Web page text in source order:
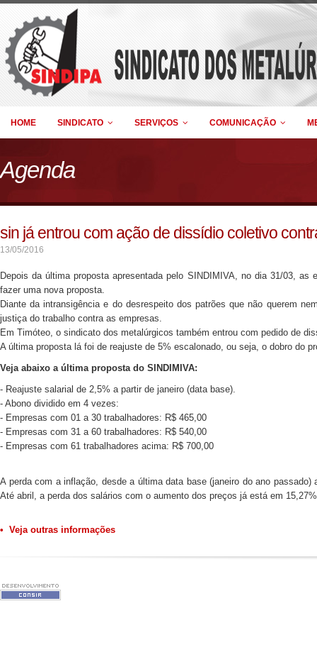
HOME SINDICATO SERVIÇOS COMUNICAÇÃO
Agenda
sin já entrou com ação de dissídio coletivo
13/05/2016
Depois da última proposta apresentada pelo SINDIMIVA, no dia 31/03,
fazer uma nova proposta.
Diante da intransigência e do desrespeito dos patrões que não querem
justiça do trabalho contra as empresas.
Em Timóteo, o sindicato dos metalúrgicos também entrou com pedido de
A última proposta lá foi de reajuste de 5% escalonado, ou seja, o dobro do
Veja abaixo a última proposta do SINDIMIVA:
- Reajuste salarial de 2,5% a partir de janeiro (data base).
- Abono dividido em 4 vezes:
- Empresas com 01 a 30 trabalhadores: R$ 465,00
- Empresas com 31 a 60 trabalhadores: R$ 540,00
- Empresas com 61 trabalhadores acima: R$ 700,00
A perda com a inflação, desde a última data base (janeiro do ano
Até abril, a perda dos salários com o aumento dos preços já está em
• Veja outras informações